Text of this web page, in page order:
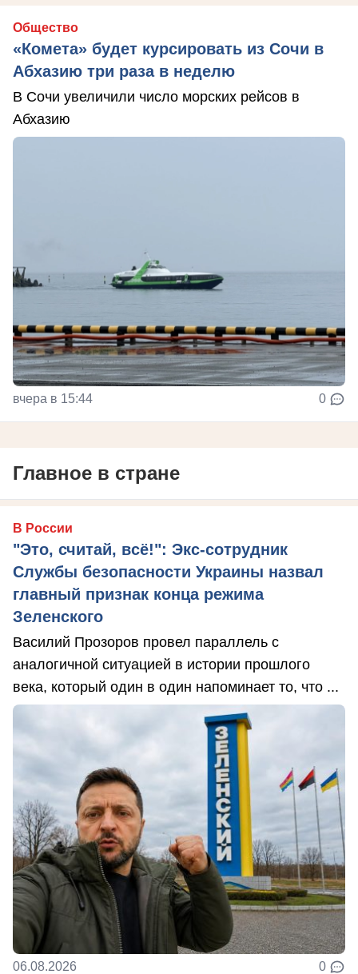
Общество
«Комета» будет курсировать из Сочи в
Абхазию три раза в неделю
В Сочи увеличили число морских рейсов в
Абхазию
вчера в 15:44 0
Главное в стране
В России
"Это, считай, всё!": Экс-сотрудник
Службы безопасности Украины назвал
главный признак конца режима
Зеленского
Василий Прозоров провел параллель с
аналогичной ситуацией в истории прошлого
века, который один в один напоминает то, что ...
06.08.2026 0